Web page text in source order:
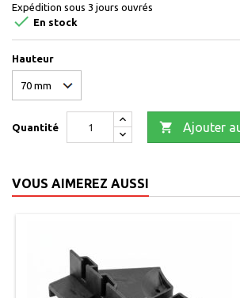
Expédition sous 3 jours ouvrés
 En stock
Hauteur
Quantité  Ajouter
VOUS AIMEREZ AUSSI